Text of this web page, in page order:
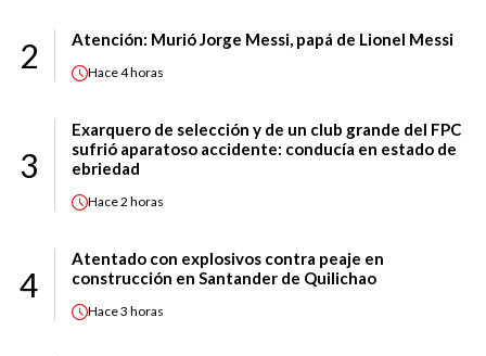
2 Atención: Murió Jorge Messi, papá de Lionel Messi
Hace4 horas
3
Exarquero de selección y de un club grande del FPC
sufrió aparatoso accidente: conducía en estado de
ebriedad
Hace2 horas
4
Atentado con explosivos contra peaje en
construcción en Santander de Quilichao
Hace3 horas